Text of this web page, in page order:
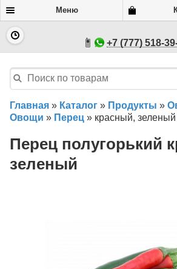
Меню
+7 (777) 518-
Главная » Каталог » Продукты »
Овощи » Перец » красный, зеленый
Перец полугорький
зеленый